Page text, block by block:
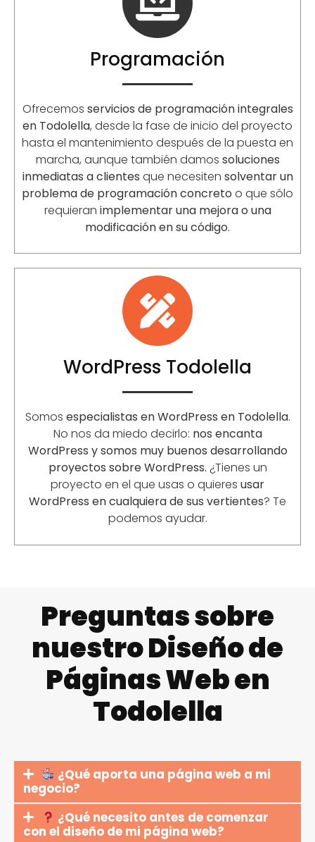
Programación
Ofrecemos servicios de programación integrales
en Todolella, desde la fase de inicio del proyecto
hasta el mantenimiento después de la puesta en
marcha, aunque también damos soluciones
inmediatas a clientes que necesiten solventar un
problema de programación concreto o que sólo
requieran implementar una mejora o una
modificación en su código.
WordPress Todolella
Somos especialistas en WordPress en Todolella.
No nos da miedo decirlo: nos encanta
WordPress y somos muy buenos desarrollando
proyectos sobre WordPress. ¿Tienes un
proyecto en el que usas o quieres usar
WordPress en cualquiera de sus vertientes? Te
podemos ayudar.
Preguntas sobre
nuestro Diseño de
Páginas Web en
Todolella
¿Qué aporta una página web a mi
negocio?
¿Qué necesito antes de comenzar
con el diseño de mi página web?